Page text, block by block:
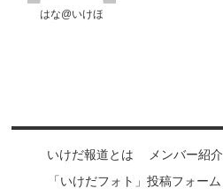
はな@いけほ
いけだ報道とは メンバー紹介
「いけだフォト」投稿フォーム